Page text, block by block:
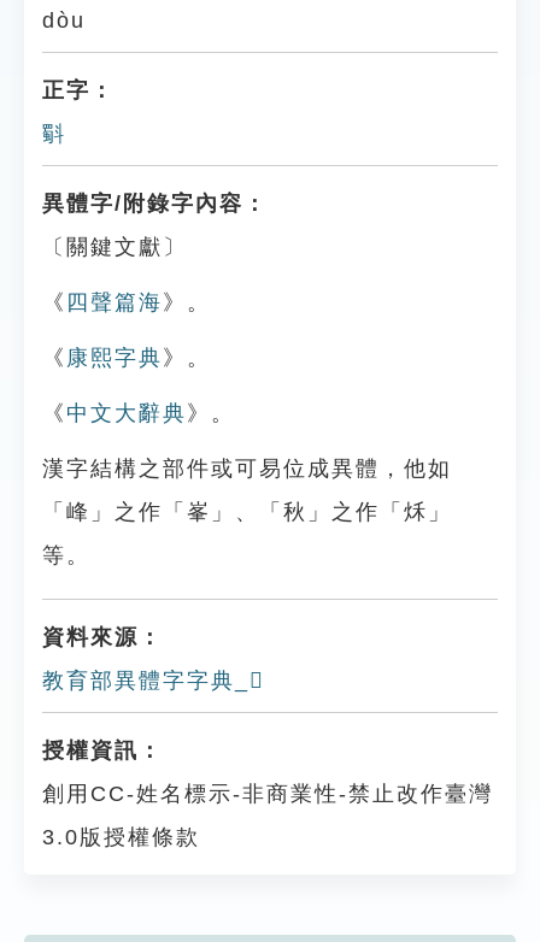
dòu
正字：
斣
異體字/附錄字內容：
〔關鍵文獻〕
《 四聲篇海 》。
《 康熙字典 》。
《 中文大辭典 》。
漢字結構之部件或可易位成異體，他如
「峰」之作「峯」、「秋」之作「秌」
等。
資料來源：
教育部異體字字典_𣂌
授權資訊：
創用CC-姓名標示-非商業性-禁止改作臺灣
3.0版授權條款